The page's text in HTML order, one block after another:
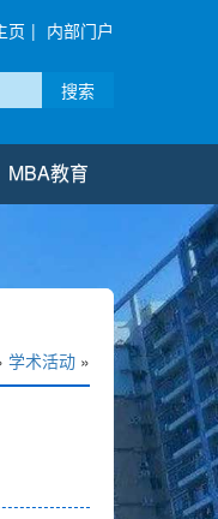
页 | 内部门户
搜索
MBA教育
学术活动 »